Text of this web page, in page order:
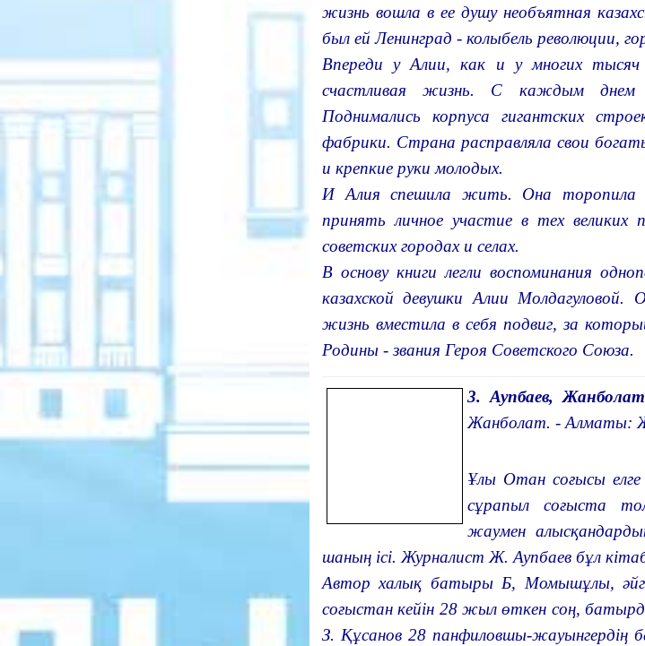
жизнь вошла в ее душу необъятная
был ей Ленинград - колыбель революции,
Впереди у Алии, как и у многих тысяч
счастливая жизнь. С каждым днем
Поднимались корпуса гигантских
фабрики. Страна расправляла свои
и крепкие руки молодых.
И Алия спешила жить. Она торопила
принять личное участие в тех великих
советских городах и селах.
В основу книги легли воспоминания
казахской девушки Алии
жизнь вместила в себя подвиг, за
Родины - звания Героя Советского Союза.
3. Аупбаев,
Жанболат. - Алматы:
Ұлы Отан соғысы елге
сұрапыл соғыста
жаумен
шаның ісі. Журналист Ж. Аупбаев бұл
Автор халық батыры Б, Момышұлы,
соғыстан кейін 28 жыл өткен соң,
З. Құсанов 28 панфиловшы-жауынгердің